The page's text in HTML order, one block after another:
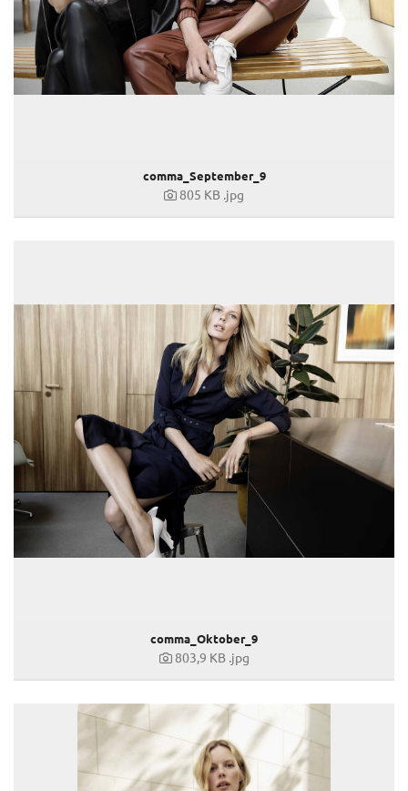
comma_September_9
805 KB .jpg
comma_Oktober_9
803,9 KB .jpg